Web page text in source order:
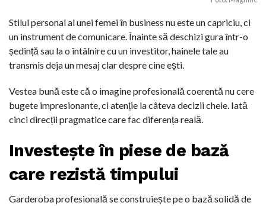
Stilul personal al unei femei în business nu este un capriciu, ci
un instrument de comunicare. Înainte să deschizi gura într-o
ședință sau la o întâlnire cu un investitor, hainele tale au
transmis deja un mesaj clar despre cine ești.
Vestea bună este că o imagine profesională coerentă nu cere
bugete impresionante, ci atenție la câteva decizii cheie. Iată
cinci direcții pragmatice care fac diferența reală.
Investește în piese de bază
care rezistă timpului
Garderoba profesională se construiește pe o bază solidă de